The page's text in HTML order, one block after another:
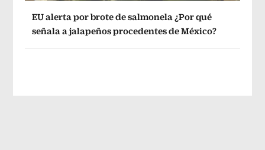
EU alerta por brote de salmonela ¿Por qué
señala a jalapeños procedentes de México?